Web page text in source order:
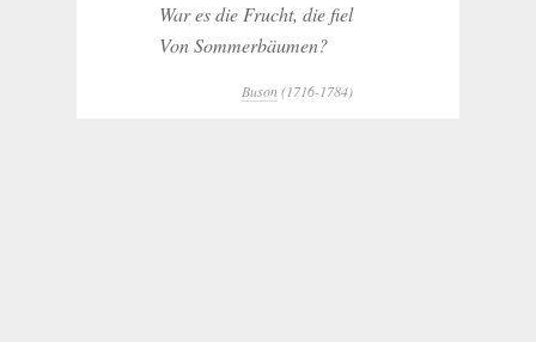
War es die Frucht, die fiel
Von Sommerbäumen?
Buson(1716-1784)